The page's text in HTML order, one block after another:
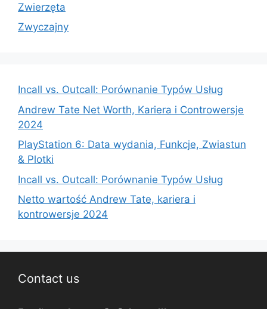
Zwierzęta
Zwyczajny
Incall vs. Outcall: Porównanie Typów Usług
Andrew Tate Net Worth, Kariera i Controwersje
2024
PlayStation 6: Data wydania, Funkcje, Zwiastun
& Plotki
Incall vs. Outcall: Porównanie Typów Usług
Netto wartość Andrew Tate, kariera i
kontrowersje 2024
Contact us